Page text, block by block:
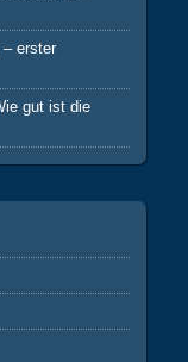
erster
gut ist die